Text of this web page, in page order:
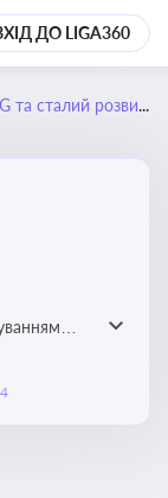
ДО LIGA360
та сталий розвиток